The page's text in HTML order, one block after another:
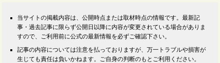
当サイトの掲載内容は、公開時点または取材時点の情報です。最新記
事・過去記事に限らず公開日以降に内容が変更されている場合がありま
すので、ご利用前に公式の最新情報を必ずご確認下さい。
記事の内容については注意を払っておりますが、万一トラブルや損害が
生じても責任は負いかねます。ご自身の判断のもとご利用ください。